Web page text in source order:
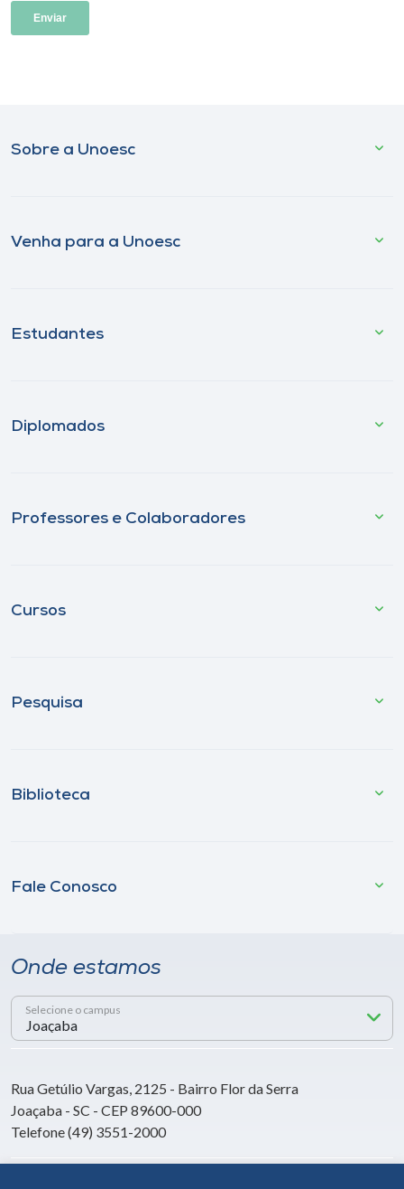
Sobre a Unoesc
Venha para a Unoesc
Estudantes
Diplomados
Professores e Colaboradores
Cursos
Pesquisa
Biblioteca
Fale Conosco
Onde estamos
Selecione o campus
Rua Getúlio Vargas, 2125 - Bairro Flor da Serra
Joaçaba - SC - CEP 89600-000
Telefone (49) 3551-2000